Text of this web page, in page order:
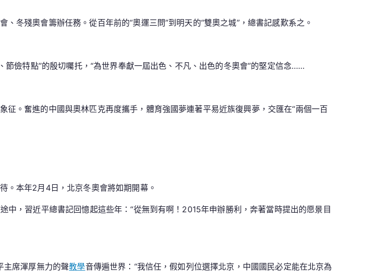
冬殘奧會籌辦任務。從百年前的“奧運三問”到明天的“雙奧之城”，總書記感歎系之。
節儉特點”的殷切囑托，“為世界奉獻一屆出色、不凡、出色的冬奧會”的堅定信念……
征。奮進的中國與奧林匹克再度攜手，體育強國夢連著平易近族復興夢，交匯在“兩個一百
。本年2月4日，北京冬奧會將如期開幕。
中，習近平總書記回憶起這些年：“從無到有啊！2015年申辦勝利，奔著當時提出的愿景目
主席渾厚無力的聲教學音傳遍世界：“我信任，假如列位選擇北京，中國國民必定能在北京為